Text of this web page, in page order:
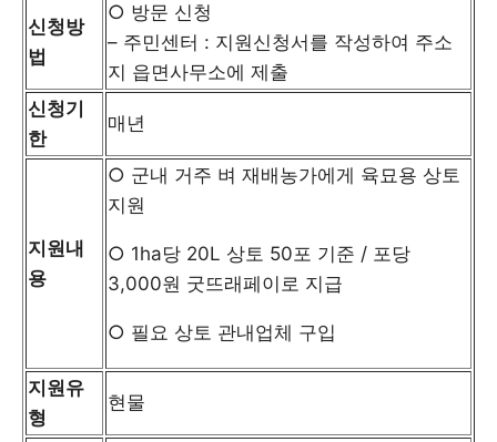
신청방
법
○ 방문 신청
– 주민센터 : 지원신청서를 작성하여 주소
지 읍면사무소에 제출
신청기
한
매년
지원내
용
○ 군내 거주 벼 재배농가에게 육묘용 상토
지원
○ 1ha당 20L 상토 50포 기준 / 포당
3,000원 굿뜨래페이로 지급
○ 필요 상토 관내업체 구입
지원유
형
현물